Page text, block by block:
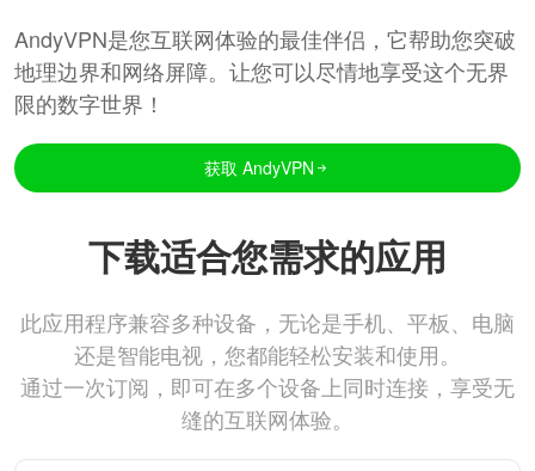
AndyVPN是您互联网体验的最佳伴侣，它帮助您突破
地理边界和网络屏障。让您可以尽情地享受这个无界
限的数字世界！
获取 AndyVPN
下载适合您需求的应用
此应用程序兼容多种设备，无论是手机、平板、电脑
还是智能电视，您都能轻松安装和使用。
通过一次订阅，即可在多个设备上同时连接，享受无
缝的互联网体验。